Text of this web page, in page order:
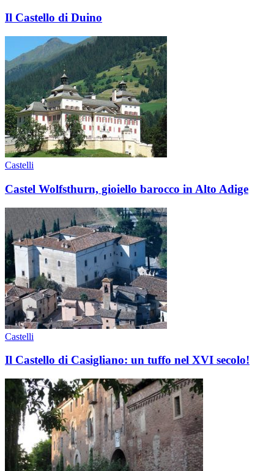
Il Castello di Duino
Castelli
Castel Wolfsthurn, gioiello barocco in Alto Adige
Castelli
Il Castello di Casigliano: un tuffo nel XVI secolo!